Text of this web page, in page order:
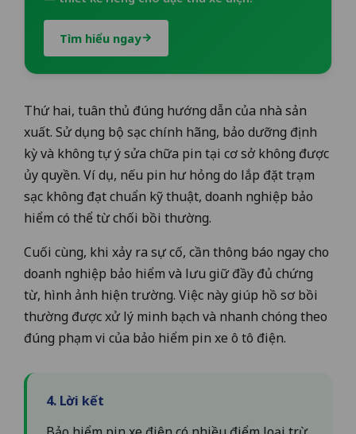
Tìm hiểu ngay
Thứ hai, tuân thủ đúng hướng dẫn của nhà sản
xuất. Sử dụng bộ sạc chính hãng, bảo dưỡng định
kỳ và không tự ý sửa chữa pin tại cơ sở không được
ủy quyền. Ví dụ, nếu pin hư hỏng do lắp đặt trạm
sạc không đạt chuẩn kỹ thuật, doanh nghiệp bảo
hiểm có thể từ chối bồi thường.
Cuối cùng, khi xảy ra sự cố, cần thông báo ngay cho
doanh nghiệp bảo hiểm và lưu giữ đầy đủ chứng
từ, hình ảnh hiện trường. Việc này giúp hồ sơ bồi
thường được xử lý minh bạch và nhanh chóng theo
đúng phạm vi của bảo hiểm pin xe ô tô điện.
4. Lời kết